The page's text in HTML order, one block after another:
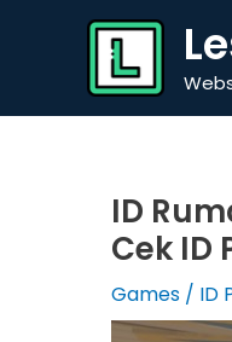
ID
Cek ID
Games / ID